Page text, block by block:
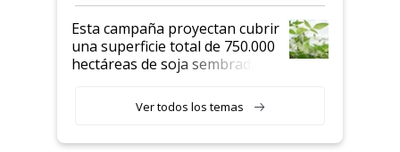
Esta campaña proyectan cubrir
una superficie total de 750.000
hectáreas de soja sembradas
variedades que marcan un
salto tecnológico en genética y
Ver todos los temas